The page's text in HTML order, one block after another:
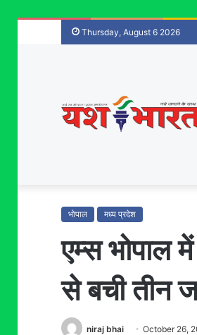
Thursday, August 6 2026
भोपाल मध्य प्रदेश
एम्स भोपाल
से बची तीन
niraj bhai October 26,